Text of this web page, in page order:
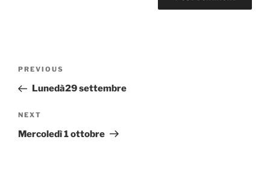
Previous
Post
PREVIOUS
Lunedà29 settembre
Next
Post
NEXT
Mercoledì 1 ottobre